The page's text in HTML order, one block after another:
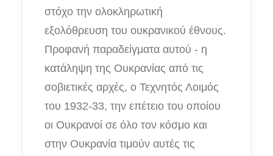
στόχο την ολοκληρωτική
εξολόθρευση του ουκρανικού έθνους.
Προφανή παραδείγματα αυτού - η
κατάληψη της Ουκρανίας από τις
σοβιετικές αρχές, ο Τεχνητός Λοιμός
του 1932-33, την επέτειο του οποίου
οι Ουκρανοί σε όλο τον κόσμο και
στην Ουκρανία τιμούν αυτές τις